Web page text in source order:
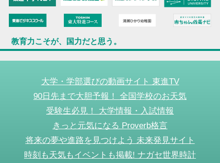
教育力こそが、国力だと思う。
大学・学部選びの動画サイト 東進TV
90日先まで大胆予報！ 全国学校のお天気
受験生必見！ 大学情報・入試情報
きっと元気になる Proverb格言
将来の夢や進路を見つけよう 未来発見サイト
時刻も天気もイベントも掲載! ナガセ世界時計